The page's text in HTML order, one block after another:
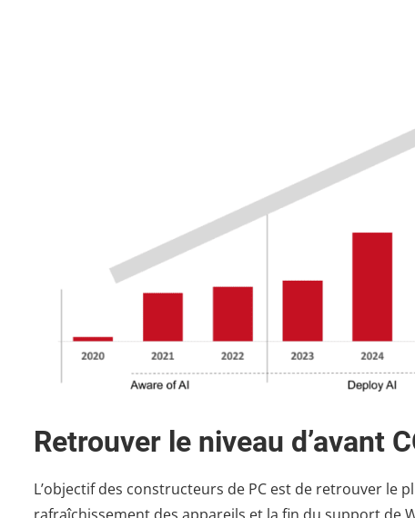
Retrouver le niveau d’avant
L’objectif des constructeurs de PC est de retrouver le